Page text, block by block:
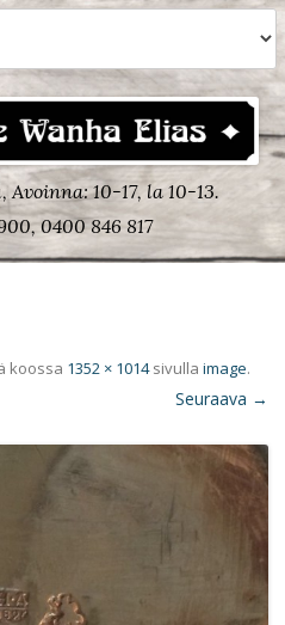
10-17, la 10-13.
0400 846 817
koossa 1352 × 1014sivulla image.
Seuraava →